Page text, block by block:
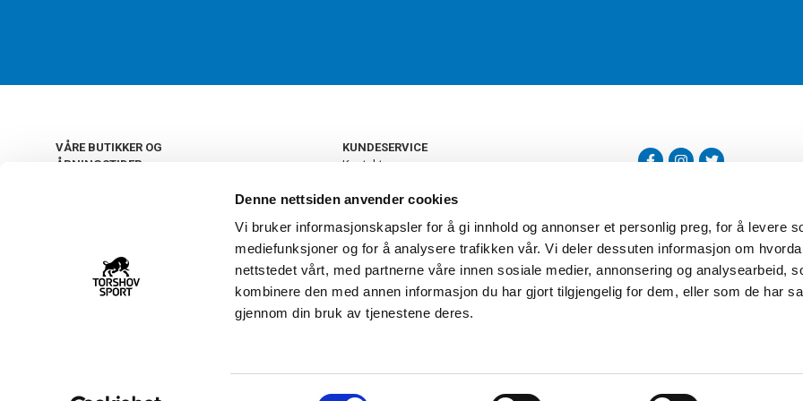
Denne nettsiden anvender cookies
Vi bruker informasjonskapsler for å gi innhold og annonser et personlig preg, for å levere
mediefunksjoner og for å analysere trafikken vår. Vi deler dessuten informasjon om
nettstedet vårt, med partnerne våre innen sosiale medier, annonsering og analysearbeid,
kombinere den med annen informasjon du har gjort tilgjengelig for dem, eller som de har
gjennom din bruk av tjenestene deres.
VÅRE BUTIKKER OG
ÅPNINGSTIDER
22 09 20 20
KUNDESERVICE
Kontakt oss
Retur og bytte
Personvern
Frakt og levering
Ledige stillinger
FAQ - Ofte stilte spørsmål
Åpenhetsloven
Torshov Sport har over 90 års
klubbhandel. Torshov Sport har
Drammen, Sandvika Storsenter